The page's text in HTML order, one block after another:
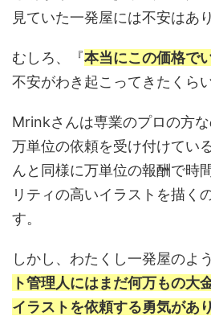
見ていた一発屋には不安はあ
むしろ、『本当にこの価格で
不安がわき起こってきたくらい
Mrinkさんは専業のプロの方
万単位の依頼を受け付けてい
んと同様に万単位の報酬で時
リティの高いイラストを描く
す。
しかし、わたくし一発屋のよ
ト管理人にはまだ何万もの大
イラストを依頼する勇気があ